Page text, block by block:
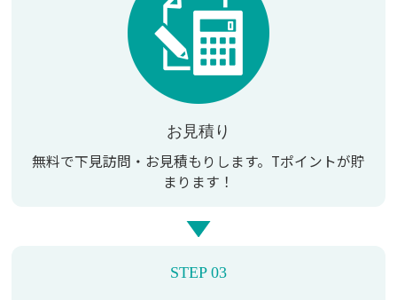
お見積り
無料で下見訪問・お見積もりします。 Tポイントが貯
まります！
STEP 03